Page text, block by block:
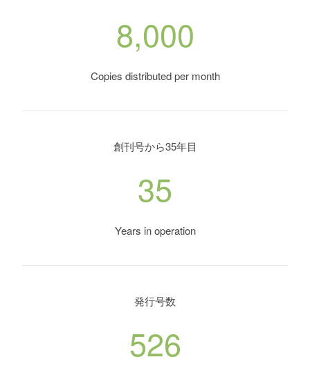
8,000
Copies distributed per month
創刊号から35年目
35
Years in operation
発行号数
526